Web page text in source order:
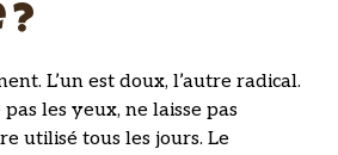
?
L’un est doux, l’autre radical.
les yeux, ne laisse pas
utilisé tous les jours. Le